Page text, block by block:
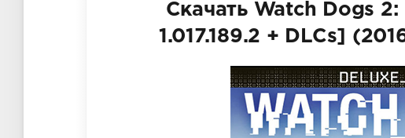
Скачать Watch Dogs
1.017.189.2 + DLCs]